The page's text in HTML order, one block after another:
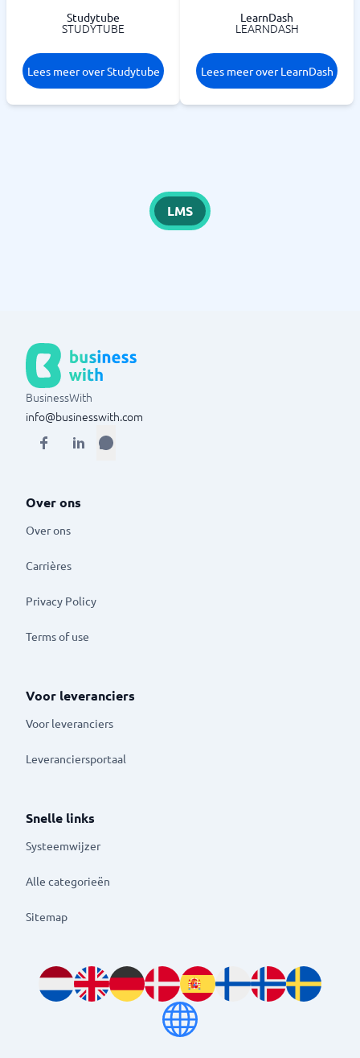
Studytube
STUDYTUBE
Lees meer over Studytube
LearnDash
LEARNDASH
Lees meer over LearnDash
LMS
BusinessWith
info@businesswith.com
Over ons
Over ons
Carrières
Privacy Policy
Terms of use
Voor leveranciers
Voor leveranciers
Leveranciersportaal
Snelle links
Systeemwijzer
Alle categorieën
Sitemap